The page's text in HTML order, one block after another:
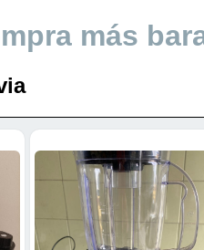
más